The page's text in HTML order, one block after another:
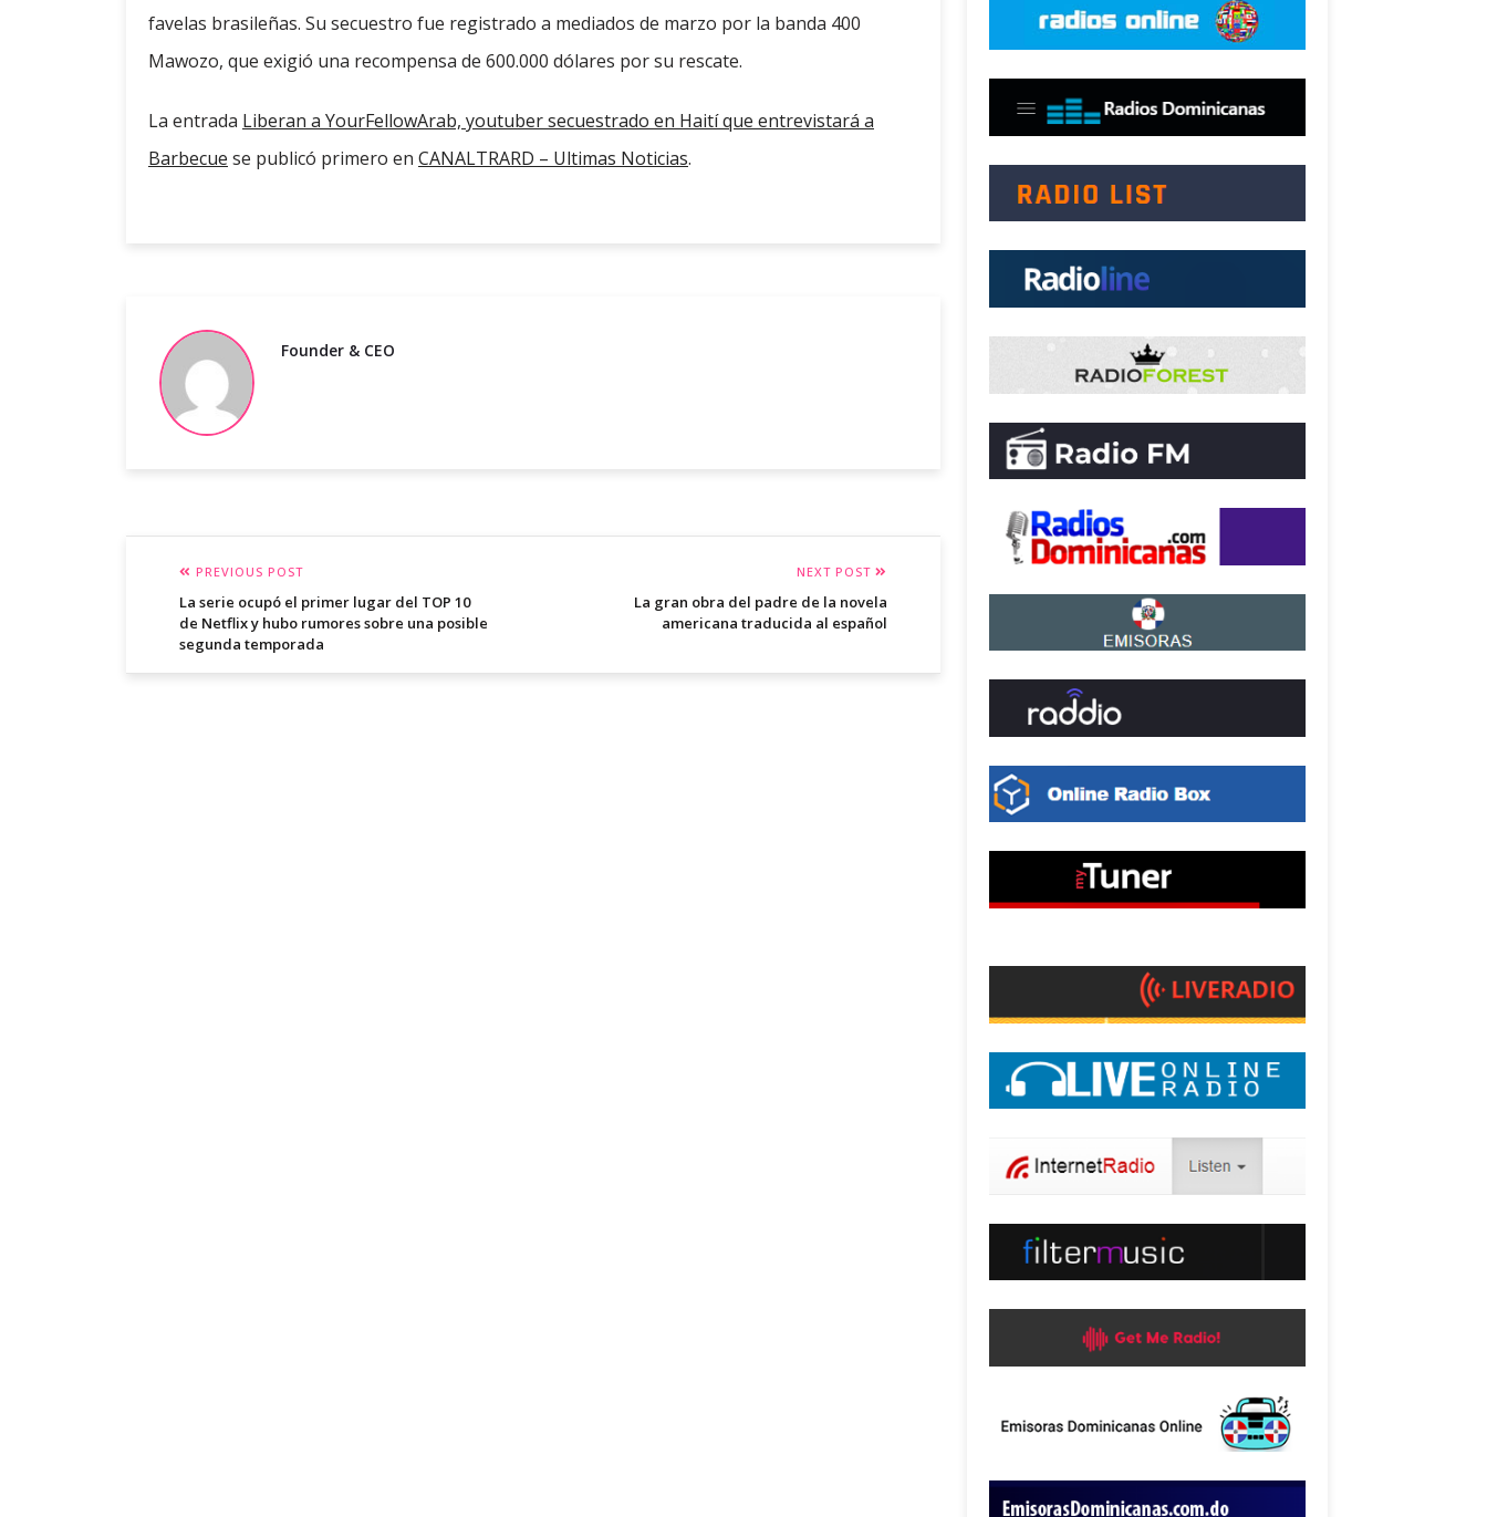
favelas brasileñas. Su secuestro fue registrado a mediados de marzo por la banda 400
Mawozo, que exigió una recompensa de 600.000 dólares por su rescate.
La entrada Liberan a YourFellowArab, youtuber secuestrado en Haití que entrevistará a
Barbecue se publicó primero en CANALTRARD – Ultimas Noticias.
Founder & CEO
PREVIOUS POST
La serie ocupó el primer lugar del TOP 10
de Netflix y hubo rumores sobre una posible
segunda temporada
NEXT POST
La gran obra del padre de la novela
americana traducida al español